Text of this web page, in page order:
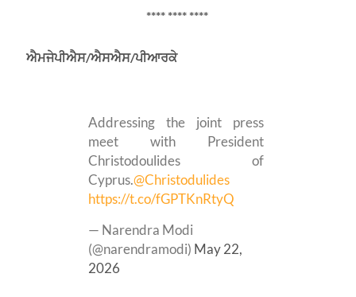
**** **** ****
ਐਮਜੇਪੀਐਸ/ਐਸਐਸ/ਪੀਆਰਕੇ
Addressing the joint press
meet with President
Christodoulides of
Cyprus.@Christodulides
https://t.co/fGPTKnRtyQ
— Narendra Modi
(@narendramodi) May 22,
2026